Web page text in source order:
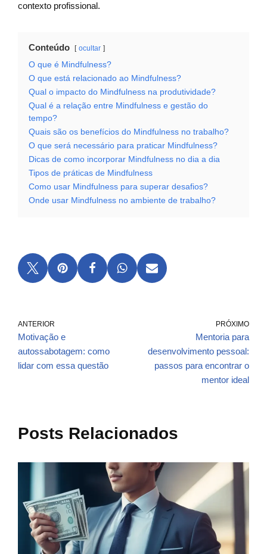
contexto profissional.
Conteúdo ocultar
O que é Mindfulness?
O que está relacionado ao Mindfulness?
Qual o impacto do Mindfulness na produtividade?
Qual é a relação entre Mindfulness e gestão do
tempo?
Quais são os benefícios do Mindfulness no trabalho?
O que será necessário para praticar Mindfulness?
Dicas de como incorporar Mindfulness no dia a dia
Tipos de práticas de Mindfulness
Como usar Mindfulness para superar desafios?
Onde usar Mindfulness no ambiente de trabalho?
ANTERIOR
Motivação e
autossabotagem: como
lidar com essa questão
PRÓXIMO
Mentoria para
desenvolvimento pessoal:
passos para encontrar o
mentor ideal
Posts Relacionados